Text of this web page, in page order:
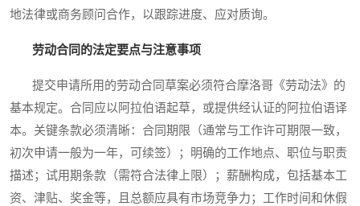
地法律或商务顾问合作，以跟踪进度、应对质询。
劳动合同的法定要点与注意事项
提交申请所用的劳动合同草案必须符合摩洛哥《劳动法》的
基本规定。合同应以阿拉伯语起草，或提供经认证的阿拉伯语译
本。关键条款必须清晰：合同期限（通常与工作许可期限一致，
初次申请一般为一年，可续签）；明确的工作地点、职位与职责
描述；试用期条款（需符合法律上限）；薪酬构成，包括基本工
资、津贴、奖金等，且总额应具有市场竞争力；工作时间和休假